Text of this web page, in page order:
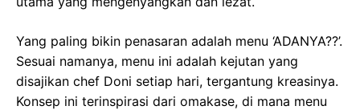
Yang paling bikin penasaran adalah menu ‘ADANYA??’.
Sesuai namanya, menu ini adalah kejutan yang
disajikan chef Doni setiap hari, tergantung kreasinya.
Konsep ini terinspirasi dari omakase, di mana menu